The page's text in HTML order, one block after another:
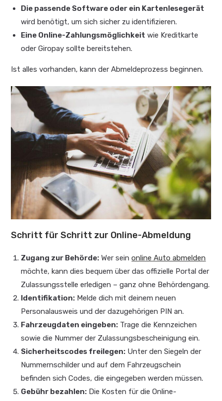
Die passende Software oder ein Kartenlesegerät
wird benötigt, um sich sicher zu identifizieren.
Eine Online-Zahlungsmöglichkeit wie Kreditkarte
oder Giropay sollte bereitstehen.
Ist alles vorhanden, kann der Abmeldeprozess beginnen.
Schritt für Schritt zur Online-Abmeldung
Zugang zur Behörde: Wer seinonline Auto abmelden
möchte, kann dies bequem über das offizielle Portal der
Zulassungsstelle erledigen – ganz ohne Behördengang.
Identifikation: Melde dich mit deinem neuen
Personalausweis und der dazugehörigen PIN an.
Fahrzeugdaten eingeben: Trage die Kennzeichen
sowie die Nummer der Zulassungsbescheinigung ein.
Sicherheitscodes freilegen: Unter den Siegeln der
Nummernschilder und auf dem Fahrzeugschein
befinden sich Codes, die eingegeben werden müssen.
Gebühr bezahlen: Die Kosten für die Online-